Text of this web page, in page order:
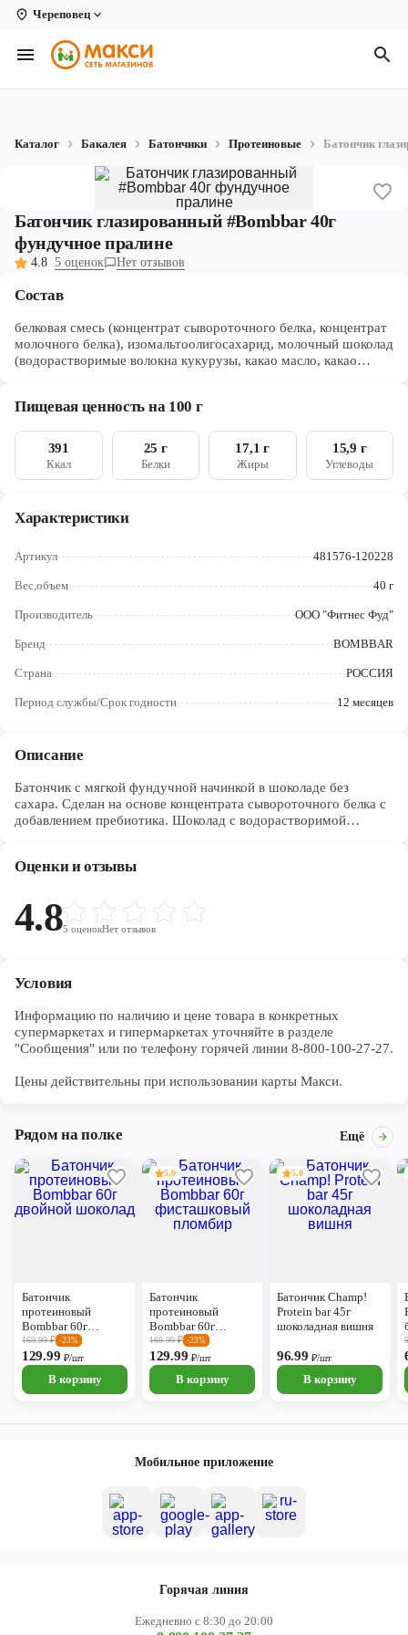
Череповец
Вологда
Архангельск
Коряжма
Котлас
Рыбинск
Череповец
Ярославль
Каталог Бакалея Батончики Протеиновые Батончик
Батончик глазированный #Bombbar 40г
фундучное пралине
4.8 5 оценок Нет отзывов
Состав
белковая смесь (концентрат сывороточного белка, концентрат
молочного белка), изомальтоолигосахарид, молочный шоколад
(водорастворимые волокна кукурузы, какао масло, какао
(сукралоза)), вода, фундук, кокосовое масло, какао порошок
соль, ароматизаторы натуральные, регулятор кислотности
(лимонная кислота), эмульгатор (соевый лецитин),
антиокислитель (аскорбиновая кислота), натуральный
Пищевая ценность на 100 г
391
Ккал
25 г
Белки
17,1 г
Жиры
15,9 г
Углеводы
Характеристики
Артикул 481576-120228
Вес,объем 40 г
Производитель ООО "Фитнес Фуд"
Бренд BOMBBAR
Страна РОССИЯ
Период службы/Срок годности 12 месяцев
Описание
Батончик с мягкой фундучной начинкой в шоколаде без
сахара. Сделан на основе концентрата сывороточного белка с
добавлением пребиотика. Шоколад с водорастворимой
Оценки и отзывы
4.85 оценокНет отзывов
Условия
Информацию по наличию и цене товара в конкретных
супермаркетах и гипермаркетах уточняйте в разделе
"Сообщения" или по телефону горячей линии 8-800-100-27-27.
Цены действительны при использовании карты Макси.
Рядом на полке Ещё
Батончик
протеиновый
Bombbar 60г
двойной шоколад
169.99₽ -23%
129.99 ₽/шт
В корзину
5.0
Батончик
протеиновый
Bombbar 60г
фисташковый
пломбир
169.99₽ -23%
129.99 ₽/шт
В корзину
5.0
Батончик Champ!
Protein bar 45г
шоколадная вишня
96.99₽/шт
В корзину
Мобильное приложение
Горячая линия
Ежедневно с 8:30 до 20:00